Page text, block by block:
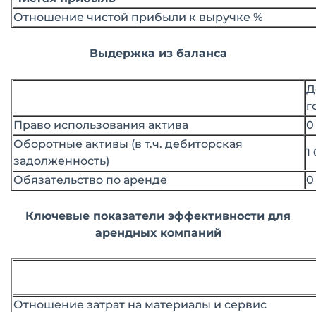
Отношение чистой прибыли к выручке %
Выдержка из баланса
Право использования актива
0
Оборотные активы (в т.ч. дебиторская
задолженность)
1
Обязательство по аренде 0
Ключевые показатели эффективности для
арендных компаний
Отношение затрат на материалы и сервис